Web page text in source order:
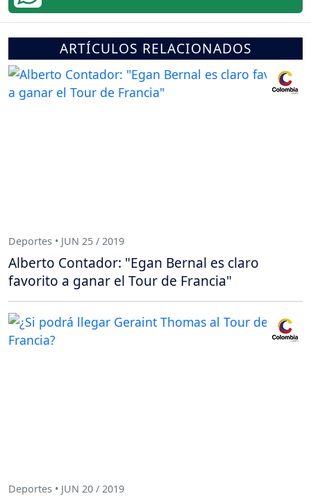
ARTÍCULOS RELACIONADOS
Deportes • JUN 25 / 2019
Alberto Contador: "Egan Bernal es claro
favorito a ganar el Tour de Francia"
Deportes • JUN 20 / 2019